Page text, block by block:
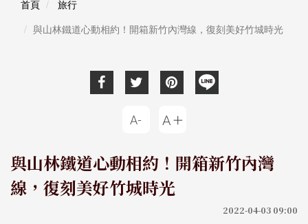
首頁
旅行
與山林鐵道心動相約！開箱新竹內灣線，復刻美好竹城時光
與山林鐵道心動相約！開箱新竹內灣
線，復刻美好竹城時光
2022-04-03 09:00